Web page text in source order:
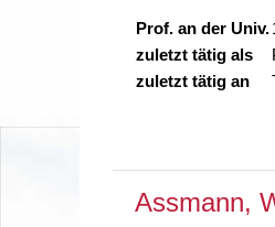
Prof. an der Univ.
zuletzt tätig als
zuletzt tätig an
Assmann,